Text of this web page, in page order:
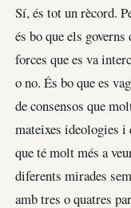
Sí, és tot un rècord.
és bo que els
forces que es va
o no. És bo que es
de consensos que
mateixes ideologies i
que té molt més a
diferents mirades
amb tres o quatres